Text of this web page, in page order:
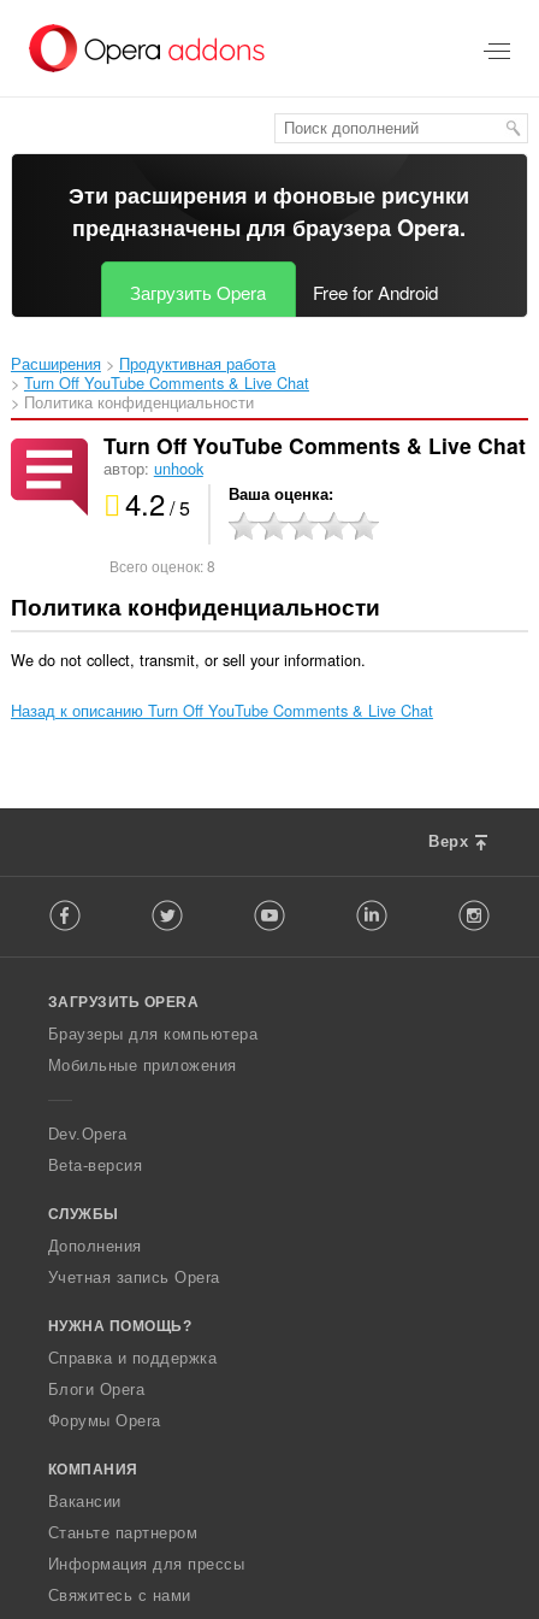
перейти
Эти расширения и фоновые рисунки
предназначены длябраузера Opera.
Загрузить Opera Free for Android
Расширения
Продуктивная работа
Turn Off YouTube Comments & Live Chat‎
Политика конфиденциальности
Turn Off YouTube Comments & Live Chat
автор: unhook
4.2/ 5 Ваша оценка
Всего оценок:8
Политика конфиденциальности
We do not collect, transmit, or sell your information.
Назад к описанию Turn Off YouTube Comments & Live Chat
Верх
o
w
O
p
a
Facebook Twitter Youtube LinkedIn
ЗАГРУЗИТЬ OPERA
Браузеры для компьютера
Мобильные приложения
Dev.Opera
Beta-версия
СЛУЖБЫ
Дополнения
Учетная запись Opera
НУЖНА ПОМОЩЬ?
Справка и поддержка
Блоги Opera
Форумы Opera
КОМПАНИЯ
Вакансии
Станьте партнером
Информация для прессы
Свяжитесь с нами